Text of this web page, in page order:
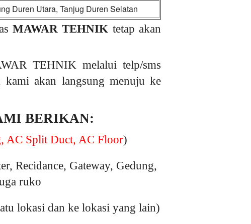
Duren Utara, Tanjug Duren Selatan
MAWAR TEHNIK tetap akan
TEHNIK melalui telp/sms
akan langsung menuju ke
BERIKAN:
AC Split Duct, AC Floor)
Recidance, Gateway, Gedung,
ruko
lokasi dan ke lokasi yang lain)